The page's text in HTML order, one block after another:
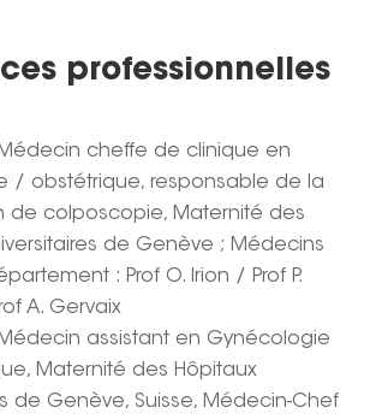
professionnelles
Médecin cheffe de clinique en
/ obstétrique, responsable de la
de colposcopie, Maternité des
de Genève ; Médecins
: Prof O. Irion / Prof P.
A. Gervaix
Médecin assistant en Gynécologie
Maternité des Hôpitaux
de Genève, Suisse, Médecin-Chef